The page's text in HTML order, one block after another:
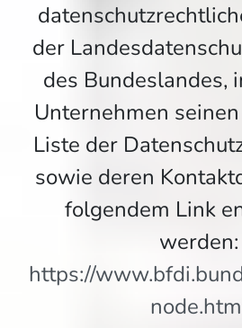
der
des Bundeslandes,
Unternehmen
Liste der
sowie deren
folgendem Link
werden:
https://